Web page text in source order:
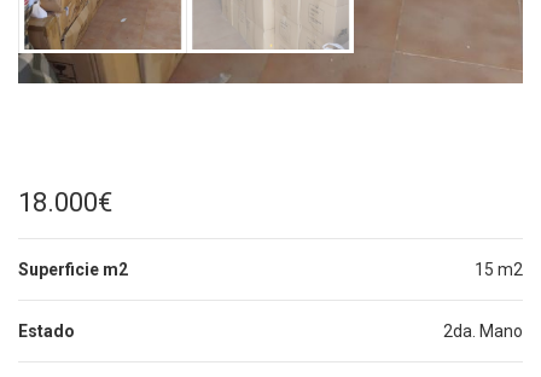
18.000€
Superficie m2 15 m2
Estado 2da. Mano